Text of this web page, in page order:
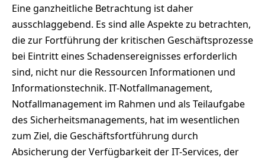
Eine ganzheitliche Betrachtung ist daher
ausschlaggebend. Es sind alle Aspekte zu betrachten,
die zur Fortführung der kritischen Geschäftsprozesse
bei Eintritt eines Schadensereignisses erforderlich
sind, nicht nur die Ressourcen Informationen und
Informationstechnik. IT-Notfallmanagement,
Notfallmanagement im Rahmen und als Teilaufgabe
des Sicherheitsmanagements, hat im wesentlichen
zum Ziel, die Geschäftsfortführung durch
Absicherung der Verfügbarkeit der IT-Services, der